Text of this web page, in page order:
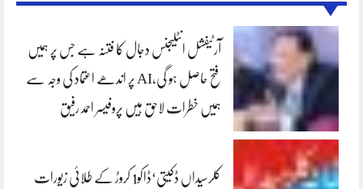
آرٹیفشل انٹلیجنس دجال کا فتنہ ہے جس پر ہمیں
فتح حاصل ہو گی،AI پر اندھے اعتماد کی وجہ سے
ہمیں خطرات لاحق ہیں پروفیسر احمد رفیق
کلرسیداں ڈکیتی‘ڈاکو1 کروڑ کے طلائی زیورات